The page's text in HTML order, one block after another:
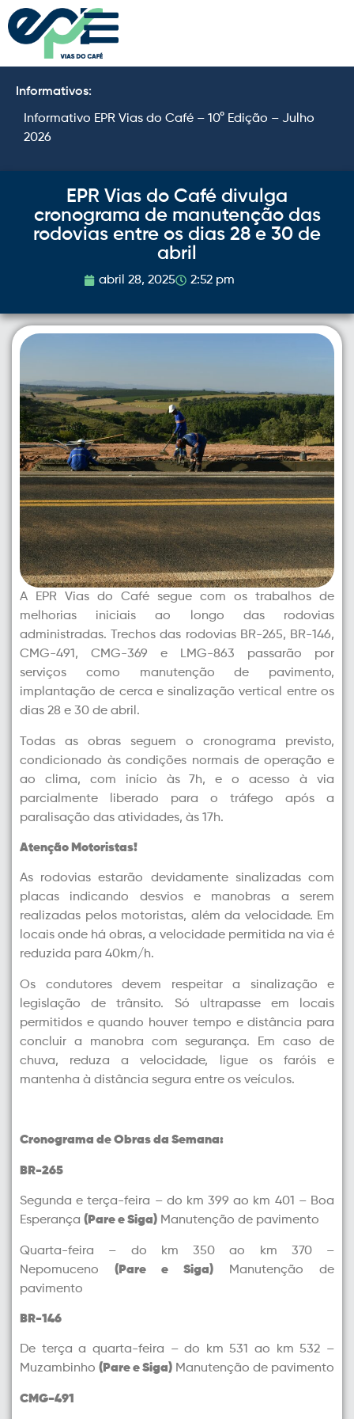
Informativos:
Informativo EPR Vias do Café – 10° Edição – Julho
2026
EPR Vias do Café divulga
cronograma de manutenção das
rodovias entre os dias 28 e 30 de
abril
abril 28, 2025 2:52 pm
A EPR Vias do Café segue com os trabalhos de
melhorias iniciais ao longo das rodovias
administradas. Trechos das rodovias BR-265, BR-146,
CMG-491, CMG-369 e LMG-863 passarão por
serviços como manutenção de pavimento,
implantação de cerca e sinalização vertical entre os
dias 28 e 30 de abril.
Todas as obras seguem o cronograma previsto,
condicionado às condições normais de operação e
ao clima, com início às 7h, e o acesso à via
parcialmente liberado para o tráfego após a
paralisação das atividades, às 17h.
Atenção Motoristas!
As rodovias estarão devidamente sinalizadas com
placas indicando desvios e manobras a serem
realizadas pelos motoristas, além da velocidade. Em
locais onde há obras, a velocidade permitida na via é
reduzida para 40km/h.
Os condutores devem respeitar a sinalização e
legislação de trânsito. Só ultrapasse em locais
permitidos e quando houver tempo e distância para
concluir a manobra com segurança. Em caso de
chuva, reduza a velocidade, ligue os faróis e
mantenha à distância segura entre os veículos.
Cronograma de Obras da Semana:
BR-265
Segunda e terça-feira – do km 399 ao km 401 – Boa
Esperança (Pare e Siga) Manutenção de pavimento
Quarta-feira – do km 350 ao km 370 –
Nepomuceno (Pare e Siga) Manutenção de
pavimento
BR-146
De terça a quarta-feira – do km 531 ao km 532 –
Muzambinho (Pare e Siga) Manutenção de pavimento
CMG-491